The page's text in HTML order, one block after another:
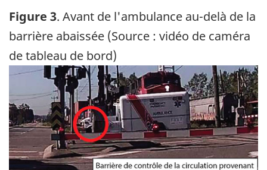
Figure 3. Avant de l'ambulance au-delà de la
barrière abaissée (Source : vidéo de caméra
de tableau de bord)
Image